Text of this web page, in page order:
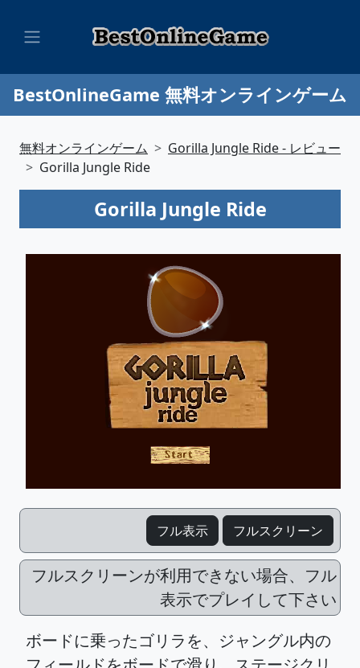
BestOnlineGame 無料オンラインゲーム
無料オンラインゲーム
Gorilla Jungle Ride - レビュー
Gorilla Jungle Ride
Gorilla Jungle Ride
フル表示 フルスクリーン
フルスクリーンが利用できない場合、フル
表示でプレイして下さい
ボードに乗ったゴリラを、ジャングル内の